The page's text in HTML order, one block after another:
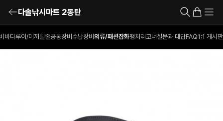
다솔낚시마트 2동탄
바다루어/미끼 릴줄공통장비 수납장비 의류/패션잡화땡처리코너 질문과 대답FAQ1:1 게시판